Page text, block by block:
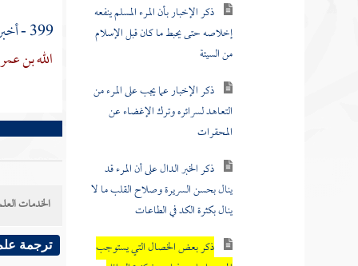
إخلاصه حتى يحبط ما كان قبل الإسلام
من السيئة
التعاهد لسرائره وترك الإغضاء عن
المحقرات
ينال بحسن السريرة وصلاح القلب ما لا
ينال بكثرة الكد في الطاعات
المرء بها ما وصفناه دون كثرة النوافل
399 - أخبرنا
الله بن
الخدمات
ترجمة